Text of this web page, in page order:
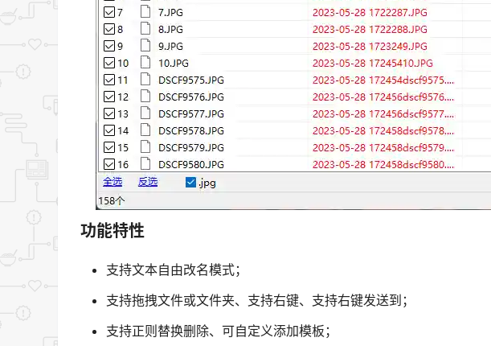
功能特性
支持文本自由改名模式；
支持拖拽文件或文件夹、支持右键、支持右键发送到；
支持正则替换删除、可自定义添加模板；